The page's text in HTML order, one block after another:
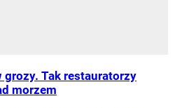
grozy. Tak restauratorzy
morzem